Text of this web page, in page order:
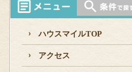
ハウスマイルTOP
アクセス